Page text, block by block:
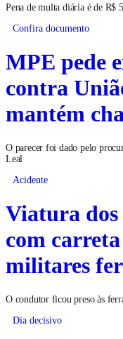
Pena de multa diária é de R$
Confira documento
MPE pede
contra
mantém
O parecer foi dado pelo
Leal
Acidente
Viatura dos
com
militares
O condutor ficou preso às
Dia decisivo